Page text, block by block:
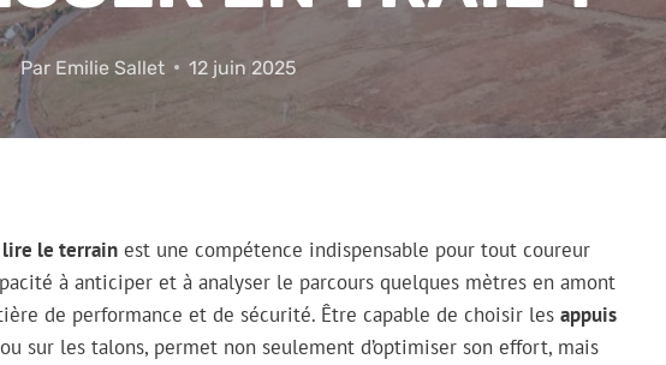
Par Emilie Sallet 12 juin 2025
lire le terrain est une compétence indispensable pour tout coureur
à anticiper et à analyser le parcours quelques mètres en amont
de performance et de sécurité. Être capable de choisir les appuis
sur les talons, permet non seulement d’optimiser son effort, mais